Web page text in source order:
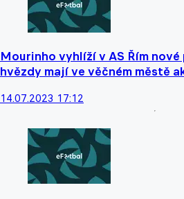
Mourinho vyhlíží v AS Řím
hvězdy mají ve věčném městě
14.07.2023 17:12